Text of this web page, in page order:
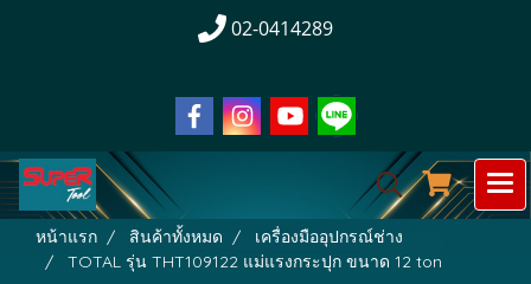
02-0414289
หน้าแรก สินค้าทั้งหมด
เครื่องมืออุปกรณ์ช่าง
TOTAL รุ่น THT109122 แม่แรงกระปุก ขนาด 12 ton